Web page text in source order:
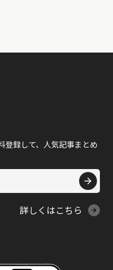
登録して、人気記事まとめ
詳しくはこちら